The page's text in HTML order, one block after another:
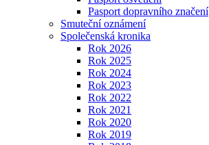
Pasport dopravního značení
Smuteční oznámení
Společenská kronika
Rok 2026
Rok 2025
Rok 2024
Rok 2023
Rok 2022
Rok 2021
Rok 2020
Rok 2019